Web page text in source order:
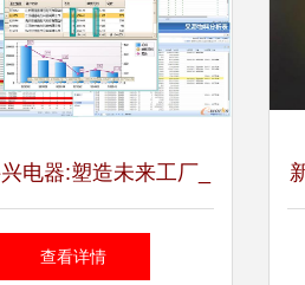
电器:塑造未来工厂_
两化融合专区
查看详情